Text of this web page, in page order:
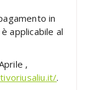
in
applicabile al
,
.